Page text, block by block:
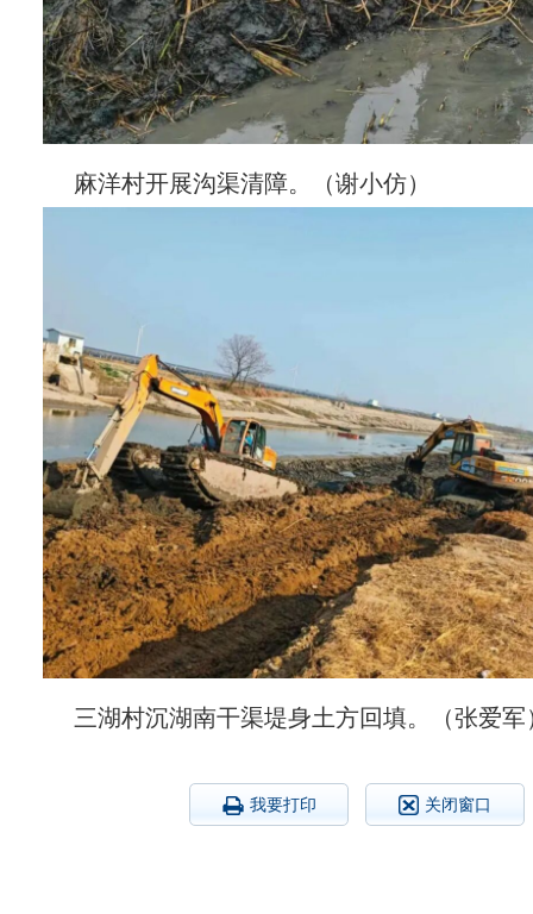
麻洋村开展沟渠清障。（谢小仿）
三湖村沉湖南干渠堤身土方回填。（张爱军
我要打印 关闭窗口